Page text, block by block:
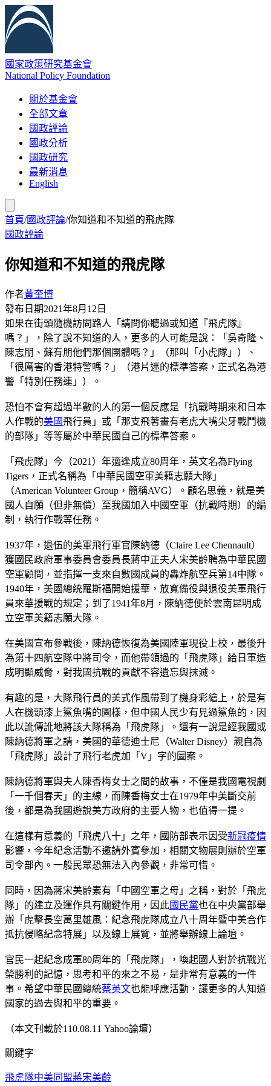
國家政策研究基金會
National Policy Foundation
關於基金會
全部文章
國政評論
國政分析
國政研究
最新消息
English
首頁/國政評論/你知道和不知道的飛虎隊
國政評論
你知道和不知道的飛虎隊
作者黃奎博
發布日期2021年8月12日
如果在街頭隨機訪問路人「請問你聽過或知道『飛虎隊』
嗎？」，除了說不知道的人，更多的人可能是說：「吳奇隆、
陳志朋、蘇有朋他們那個團體嗎？」（那叫「小虎隊」）、
「很厲害的香港特警嗎？」（港片迷的標準答案，正式名為港
警「特別任務連」）。
恐怕不會有超過半數的人的第一個反應是「抗戰時期來和日本
人作戰的美國飛行員」或「那支飛著畫有老虎大嘴尖牙戰鬥機
的部隊」等等屬於中華民國自己的標準答案。
「飛虎隊」今（2021）年適逢成立80周年，英文名為Flying
Tigers，正式名稱為「中華民國空軍美籍志願大隊」
（American Volunteer Group，簡稱AVG）。顧名思義，就是美
國人自願（但非無償）至我國加入中國空軍（抗戰時期）的編
制，執行作戰等任務。
1937年，退伍的美軍飛行軍官陳納德（Claire Lee Chennault）
獲國民政府軍事委員會委員長蔣中正夫人宋美齡聘為中華民國
空軍顧問，並指揮一支來自數國成員的轟炸航空兵第14中隊。
1940年，美國總統羅斯福開始援華，放寬備役與退役美軍飛行
員來華援戰的規定；到了1941年8月，陳納德便於雲南昆明成
立空軍美籍志願大隊。
在美國宣布參戰後，陳納德恢復為美國陸軍現役上校，最後升
為第十四航空隊中將司令，而他帶領過的「飛虎隊」給日軍造
成明顯威脅，對我國抗戰的貢獻不容遺忘與抹滅。
有趣的是，大隊飛行員的美式作風帶到了機身彩繪上，於是有
人在機頭漆上鯊魚嘴的圖樣，但中國人民少有見過鯊魚的，因
此以訛傳訛地將該大隊稱為「飛虎隊」。還有一說是經我國或
陳納德將軍之請，美國的華德迪士尼（Walter Disney）親自為
「飛虎隊」設計了飛行老虎加「V」字的圖案。
陳納德將軍與夫人陳香梅女士之間的故事，不僅是我國電視劇
「一千個春天」的主線，而陳香梅女士在1979年中美斷交前
後，都是為我國遊說美方政府的主要人物，也值得一提。
在這樣有意義的「飛虎八十」之年，國防部表示因受新冠疫情
影響，今年紀念活動不邀請外賓參加，相關文物展則辦於空軍
司令部內。一般民眾恐無法入內參觀，非常可惜。
同時，因為蔣宋美齡素有「中國空軍之母」之稱，對於「飛虎
隊」的建立及運作具有關鍵作用，因此國民黨也在中央黨部舉
辦「虎擊長空萬里雄風：紀念飛虎隊成立八十周年暨中美合作
抵抗侵略紀念特展」以及線上展覽，並將舉辦線上論壇。
官民一起紀念成軍80周年的「飛虎隊」，喚起國人對於抗戰光
榮勝利的記憶，思考和平的來之不易，是非常有意義的一件
事。希望中華民國總統蔡英文也能呼應活動，讓更多的人知道
國家的過去與和平的重要。
（本文刊載於110.08.11 Yahoo論壇）
關鍵字
飛虎隊中美同盟蔣宋美齡